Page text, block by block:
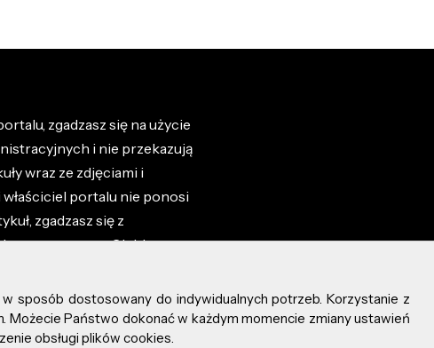
zgadzasz się na użycie
i nie przekazują
wraz ze zdjęciami i
portalu nie ponosi
zgadzasz się z
przez Ciebie na
sposób dostosowany do indywidualnych potrzeb. Korzystanie z
Państwo dokonać w każdym momencie zmiany ustawień
obsługi plików cookies.